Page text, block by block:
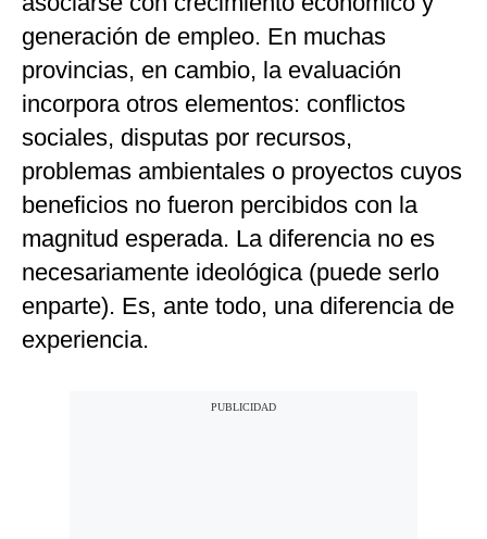
generación de empleo. En muchas
provincias, en cambio, la evaluación
incorpora otros elementos: conflictos
sociales, disputas por recursos,
problemas ambientales o proyectos cuyos
beneficios no fueron percibidos con la
magnitud esperada. La diferencia no es
necesariamente ideológica (puede serlo
enparte). Es, ante todo, una diferencia de
experiencia.